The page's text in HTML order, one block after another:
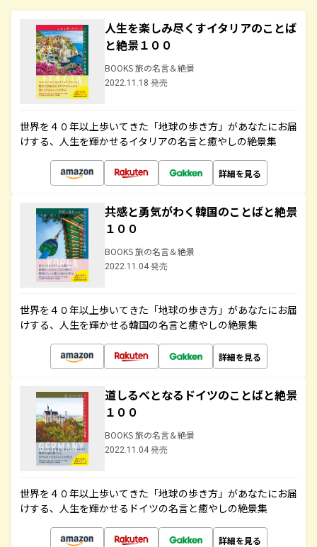
人生を楽しみ尽くすイタリアのことば
と絶景１００
BOOKS 旅の名言＆絶景
2022.11.18 発売
世界を４０年以上歩いてきた「地球の歩き方」があなたにお届
けする、人生を輝かせるイタリアの名言と癒やしの絶景集
詳細を見る
共感と勇気がわく韓国のことばと絶景
１００
BOOKS 旅の名言＆絶景
2022.11.04 発売
世界を４０年以上歩いてきた「地球の歩き方」があなたにお届
けする、人生を輝かせる韓国の名言と癒やしの絶景集
詳細を見る
道しるべとなるドイツのことばと絶景
１００
BOOKS 旅の名言＆絶景
2022.11.04 発売
世界を４０年以上歩いてきた「地球の歩き方」があなたにお届
けする、人生を輝かせるドイツの名言と癒やしの絶景集
詳細を見る